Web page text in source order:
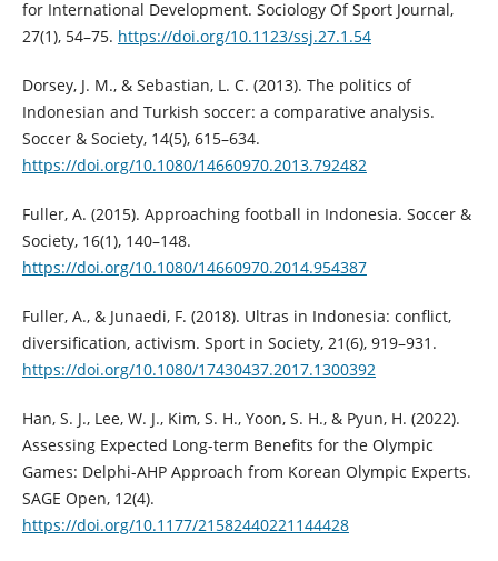
for International Development. Sociology Of Sport Journal,
27(1), 54–75. https://doi.org/10.1123/ssj.27.1.54
Dorsey, J. M., & Sebastian, L. C. (2013). The politics of
Indonesian and Turkish soccer: a comparative analysis.
Soccer & Society, 14(5), 615–634.
https://doi.org/10.1080/14660970.2013.792482
Fuller, A. (2015). Approaching football in Indonesia. Soccer &
Society, 16(1), 140–148.
https://doi.org/10.1080/14660970.2014.954387
Fuller, A., & Junaedi, F. (2018). Ultras in Indonesia: conflict,
diversification, activism. Sport in Society, 21(6), 919–931.
https://doi.org/10.1080/17430437.2017.1300392
Han, S. J., Lee, W. J., Kim, S. H., Yoon, S. H., & Pyun, H. (2022).
Assessing Expected Long-term Benefits for the Olympic
Games: Delphi-AHP Approach from Korean Olympic Experts.
SAGE Open, 12(4).
https://doi.org/10.1177/21582440221144428